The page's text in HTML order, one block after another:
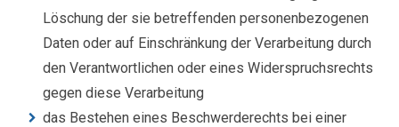
Löschung der sie betreffenden personenbezogenen
Daten oder auf Einschränkung der Verarbeitung durch
den Verantwortlichen oder eines Widerspruchsrechts
gegen diese Verarbeitung
das Bestehen eines Beschwerderechts bei einer